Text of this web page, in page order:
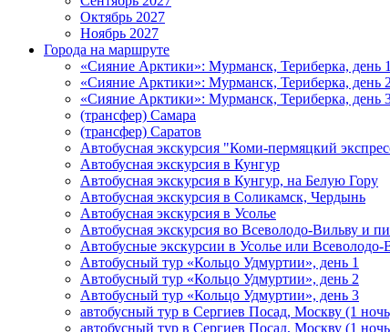
Октябрь 2027
Ноябрь 2027
Города на маршруте
«Сияние Арктики»: Мурманск, Териберка, день 1
«Сияние Арктики»: Мурманск, Териберка, день 2
«Сияние Арктики»: Мурманск, Териберка, день
(трансфер) Самара
(трансфер) Саратов
Автобусная экскурсия "Коми-пермяцкий
Автобусная экскурсия в Кунгур
Автобусная экскурсия в Кунгур, на Белую Гору
Автобусная экскурсия в Соликамск, Чердынь
Автобусная экскурсия в Усолье
Автобусная экскурсия во Всеволодо-Вильву и
Автобусные экскурсии в Усолье или
Автобусный тур «Кольцо Удмуртии», день 1
Автобусный тур «Кольцо Удмуртии», день 2
Автобусный тур «Кольцо Удмуртии», день 3
автобусный тур в Сергиев Посад, Москву (1
автобусный тур в Сергиев Посад, Москву (1